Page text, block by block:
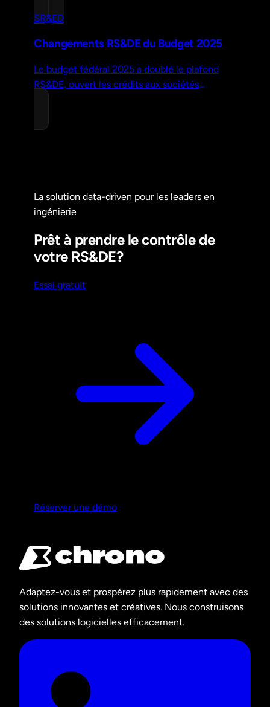
demandes.
SR&ED
Changements RS&DE du Budget 2025
Le budget fédéral 2025 a doublé le plafond
RS&DE, ouvert les crédits aux sociétés
La solution data-driven pour les leaders en
ingénierie
Prêt à prendre le contrôle de
votre RS&DE?
Essai gratuit
Réserver une démo
Adaptez-vous et prospérez plus rapidement avec des
solutions innovantes et créatives. Nous construisons
des solutions logicielles efficacement.